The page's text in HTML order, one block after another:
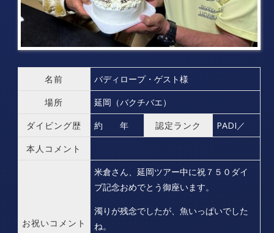
名前
バディロープ・ゲスト様
場所
延岡（バクチバエ）
ダイビング歴
約 年 認定ランク
PADI／
本人コメント
お祝いコメント
米倉さん、延岡ツアー中に祝７５０ダイ
ブ記念おめでとう御座います。
濁りが残念でしたが、魚いっぱいでした
ね。